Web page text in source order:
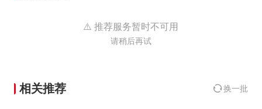
⚠️ 推荐服务暂时不可用
请稍后再试
相关推荐 换一批